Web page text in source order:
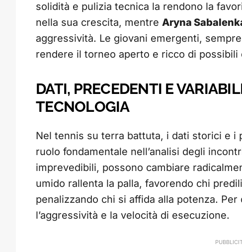
solidità e pulizia tecnica la rendono la
nella sua crescita, mentre Aryna
aggressività. Le giovani emergenti,
rendere il torneo aperto e ricco di possibili
DATI, PRECEDENTI E
TECNOLOGIA
Nel tennis su terra battuta, i dati storici e i
ruolo fondamentale nell’analisi degli
imprevedibili, possono cambiare
umido rallenta la palla, favorendo chi
penalizzando chi si affida alla potenza.
l’aggressività e la velocità di esecuzione.